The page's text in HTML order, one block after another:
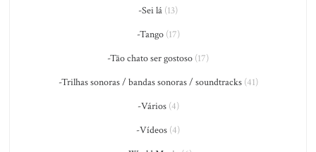
-Sei lá (13)
-Tango(17)
-Tão chato ser gostoso (17)
-Trilhas sonoras / bandas sonoras / soundtracks(41)
-Vários(4)
-Vídeos (4)